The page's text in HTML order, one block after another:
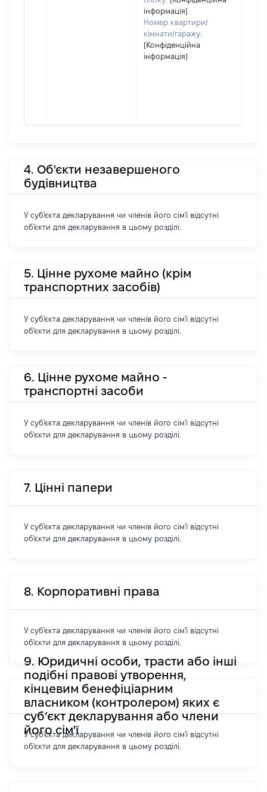
інформація]
Номер квартири/
кімнати/гаражу:
[Конфіденційна
інформація]
4. Об'єкти незавершеного
будівництва
У суб'єкта декларування чи членів його сім'ї відсутні
об'єкти для декларування в цьому розділі.
5. Цінне рухоме майно (крім
транспортних засобів)
У суб'єкта декларування чи членів його сім'ї відсутні
об'єкти для декларування в цьому розділі.
6. Цінне рухоме майно -
транспортні засоби
У суб'єкта декларування чи членів його сім'ї відсутні
об'єкти для декларування в цьому розділі.
7. Цінні папери
У суб'єкта декларування чи членів його сім'ї відсутні
об'єкти для декларування в цьому розділі.
8. Корпоративні права
У суб'єкта декларування чи членів його сім'ї відсутні
об'єкти для декларування в цьому розділі.
9. Юридичні особи, трасти або інші
подібні правові утворення,
кінцевим бенефіціарним
власником (контролером) яких є
суб’єкт декларування або члени
його сім'ї
У суб'єкта декларування чи членів його сім'ї відсутні
об'єкти для декларування в цьому розділі.